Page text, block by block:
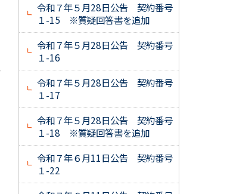
令和７年５月28日公告 契約番号
１-15 ※質疑回答書を追加
令和７年５月28日公告 契約番号
１-16
令和７年５月28日公告 契約番号
１-17
令和７年５月28日公告 契約番号
１-18 ※質疑回答書を追加
令和７年６月11日公告 契約番号
１-22